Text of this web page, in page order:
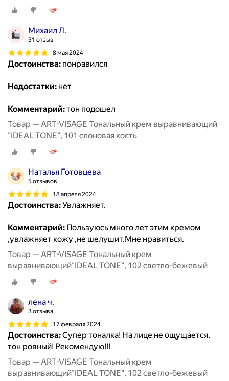
Михаил Л.
51 отзыв
8 мая 2024
Достоинства: понравился
Недостатки: нет
Комментарий:тон подошел
Товар — ART-VISAGE Тональный крем выравнивающий
"IDEAL TONE", 101 слоновая кость
Наталья Готовцева
5 отзывов
18 апреля 2024
Достоинства:Увлажняет.
Комментарий: Пользуюсь много лет этим кремом
,увлажняет кожу ,не шелушит.Мне нравиться.
Товар — ART-VISAGE Тональный крем
выравнивающий"IDEAL TONE", 102 светло-бежевый
лена ч.
3 отзыва
17 февраля 2024
Достоинства:Супер тоналка! На лице не ощущается,
тон ровный! Рекомендую!!!
Товар — ART-VISAGE Тональный крем
выравнивающий"IDEAL TONE", 102 светло-бежевый